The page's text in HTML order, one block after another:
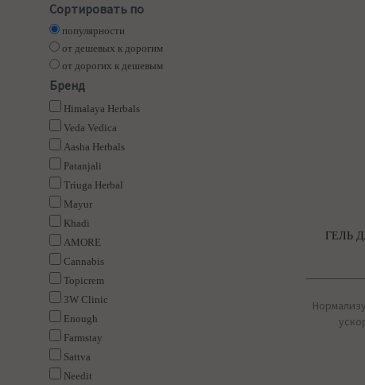
Сортировать по
популярности
от дешевых к дорогим
от дорогих к дешевым
Бренд
Himalaya Herbals
Veda Vedica
Aasha Herbals
Patanjali
Triuga Herbal
Mayur
Khadi
AMORE
Cannabis
Topicrem
3W Clinic
Enough
Farmstay
Sattva
Needit
ГЕЛЬ